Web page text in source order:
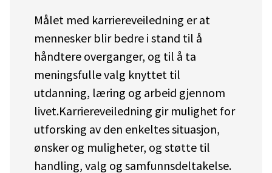
Målet med karriereveiledning er at
mennesker blir bedre i stand til å
håndtere overganger, og til å ta
meningsfulle valg knyttet til
utdanning, læring og arbeid gjennom
livet.​​Karriereveiledning gir mulighet for
utforsking av den enkeltes situasjon,
ønsker og muligheter, og støtte til
handling, valg og samfunnsdeltakelse. ​